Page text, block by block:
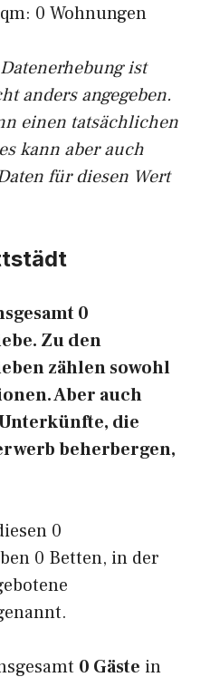
0 Wohnungen
ist
anders angegeben.
einen tatsächlichen
kann aber auch
für diesen Wert
0
Zu den
zählen sowohl
Aber auch
die
beherbergen,
0
0 Betten, in der
0 Gäste in